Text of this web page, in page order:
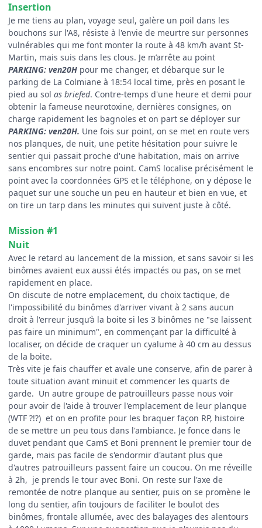
Insertion
Je me tiens au plan, voyage seul, galère un poil dans les
bouchons sur l'A8, résiste à l'envie de meurtre sur personnes
vulnérables qui me font monter la route à 48 km/h avant St-
Martin, mais suis dans les clous. Je m’arrête au point
PARKING: ven20H pour me changer, et débarque sur le
parking de La Colmiane à 18:54 local time, près en posant le
pied au sol as briefed. Contre-temps d'une heure et demi pour
obtenir la fameuse neurotoxine, dernières consignes, on
charge rapidement les bagnoles et on part se déployer sur
PARKING: ven20H. Une fois sur point, on se met en route vers
nos planques, de nuit, une petite hésitation pour suivre le
sentier qui passait proche d'une habitation, mais on arrive
sans encombres sur notre point. CamS localise précisément le
point avec la coordonnées GPS et le téléphone, on y dépose le
paquet sur une souche un peu en hauteur et bien en vue, et
on tire un tarp dans les minutes qui suivent juste à côté.
Mission #1
Nuit
Avec le retard au lancement de la mission, et sans savoir si les
binômes avaient eux aussi étés impactés ou pas, on se met
rapidement en place.
On discute de notre emplacement, du choix tactique, de
l'impossibilité du binômes d'arriver vivant à 2 sans aucun
droit à l'erreur jusqu’à la boite si les 3 binômes ne "se laissent
pas faire un minimum", en commençant par la difficulté à
localiser, on décide de craquer un cyalume à 40 cm au dessus
de la boite.
Très vite je fais chauffer et avale une conserve, afin de parer à
toute situation avant minuit et commencer les quarts de
garde. Un autre groupe de patrouilleurs passe nous voir
pour avoir de l'aide à trouver l'emplacement de leur planque
(WTF ?!?) et on en profite pour les braquer façon RP, histoire
de se mettre un peu tous dans l'ambiance. Je fonce dans le
duvet pendant que CamS et Boni prennent le premier tour de
garde, mais pas facile de s'endormir d'autant plus que
d'autres patrouilleurs passent faire un coucou. On me réveille
à 2h, je prends le tour avec Boni. On reste sur l'axe de
remontée de notre planque au sentier, puis on se promène le
long du sentier, afin toujours de faciliter le boulot des
binômes, frontale allumée, avec des balayages des alentours